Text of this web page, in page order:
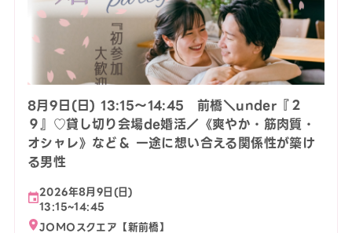
8月9日(日) 13:15〜14:45 前橋＼under『２
９』♡貸し切り会場de婚活／《爽やか・筋肉質・
オシャレ》など＆ 一途に想い合える関係性が築け
る男性
2026年8月9日(日)
13:15~14:45
JOMOスクエア【新前橋】